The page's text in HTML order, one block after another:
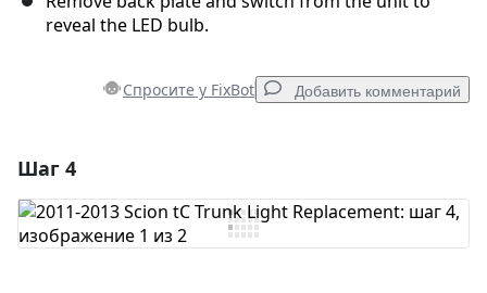
reveal the LED bulb.
Спросите у FixBot Добавить комментарий
Добавить комментарий
Шаг 4